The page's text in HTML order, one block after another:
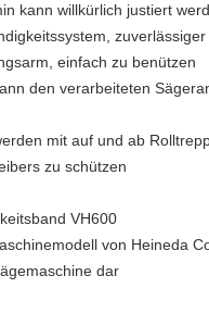
kann willkürlich justiert
einfach zu benützen
den verarbeiteten
mit auf und ab
zu schützen
VH600
von Heineda
dar